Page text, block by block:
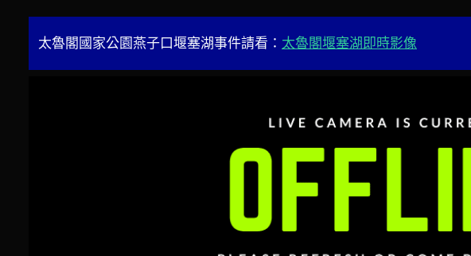
太魯閣國家公園燕子口堰塞湖事件請看： 太魯閣堰塞湖即時影像